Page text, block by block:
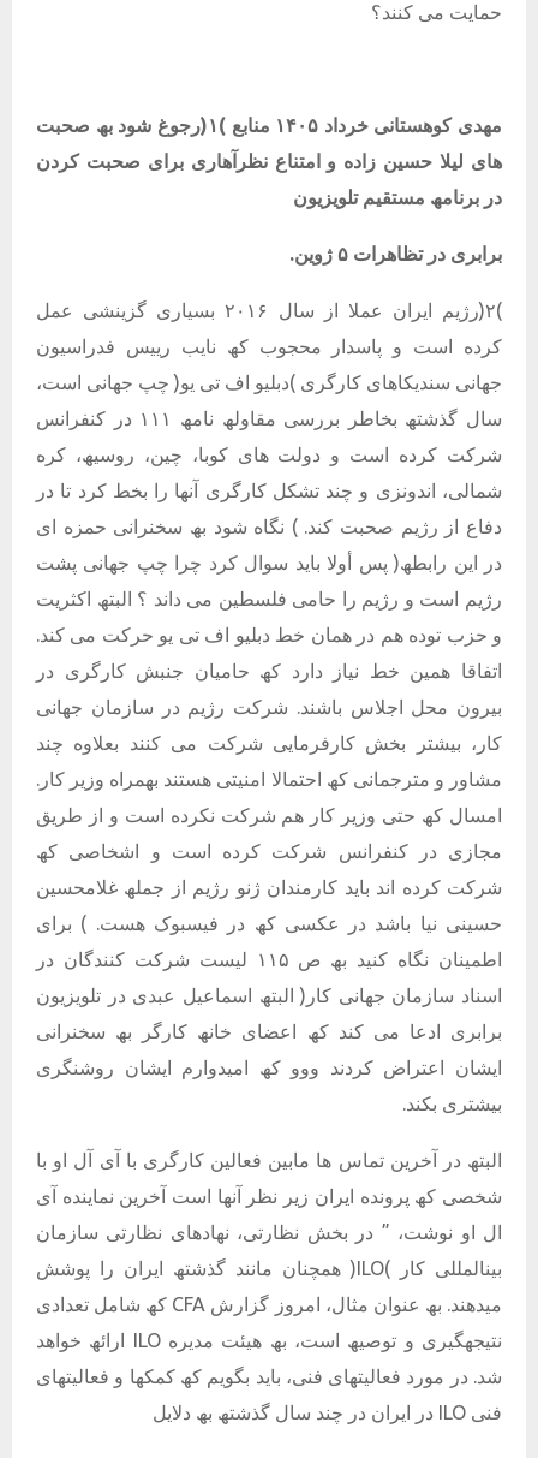
حمایت می کنند؟
مھدی کوھستانی خرداد ١۴٠۵ منابع )١(رجوغ شود بھ صحبت
ھای لیلا حسین زاده و امتناع نظرآھاری برای صحبت کردن
در برنامھ مستقیم تلویزیون
برابری در تظاھرات ۵ ژوین.
)٢(رژیم ایران عملا از سال ٢٠١۶ بسیاری گزینشی عمل
کرده است و پاسدار محجوب کھ نایب رییس فدراسیون
جھانی سندیکاھای کارگری )دبلیو اف تی یو( چپ جھانی است،
سال گذشتھ بخاطر بررسی مقاولھ نامھ ١١١ در کنفرانس
شرکت کرده است و دولت ھای کوبا، چین، روسیھ، کره
شمالی، اندونزی و چند تشکل کارگری آنھا را بخط کرد تا در
دفاع از رژیم صحبت کند. ) نگاه شود بھ سخنرانی حمزه ای
در این رابطھ( پس أولا باید سوال کرد چرا چپ جھانی پشت
رژیم است و رژیم را حامی فلسطین می داند ؟ البتھ اکثریت
و حزب توده ھم در ھمان خط دبلیو اف تی یو حرکت می کند.
اتفاقا ھمین خط نیاز دارد کھ حامیان جنبش کارگری در
بیرون محل اجلاس باشند. شرکت رژیم در سازمان جھانی
کار، بیشتر بخش کارفرمایی شرکت می کنند بعلاوه چند
مشاور و مترجمانی کھ احتمالا امنیتی ھستند بھمراه وزیر کار.
امسال کھ حتی وزیر کار ھم شرکت نکرده است و از طریق
مجازی در کنفرانس شرکت کرده است و اشخاصی کھ
شرکت کرده اند باید کارمندان ژنو رژیم از جملھ غلامحسین
حسینی نیا باشد در عکسی کھ در فیسبوک ھست. ) برای
اطمینان نگاه کنید بھ ص ١١۵ لیست شرکت کنندگان در
اسناد سازمان جھانی کار( البتھ اسماعیل عبدی در تلویزیون
برابری ادعا می کند کھ اعضای خانھ کارگر بھ سخنرانی
ایشان اعتراض کردند ووو کھ امیدوارم ایشان روشنگری
بیشتری بکند.
البتھ در آخرین تماس ھا مابین فعالین کارگری با آی آل او با
شخصی کھ پرونده ایران زیر نظر آنھا است آخرین نماینده آی
ال او نوشت، ” در بخش نظارتی، نھادھای نظارتی سازمان
بینالمللی کار )ILO( ھمچنان مانند گذشتھ ایران را پوشش
میدھند. بھ عنوان مثال، امروز گزارش CFA کھ شامل تعدادی
نتیجھگیری و توصیھ است، بھ ھیئت مدیره ILO ارائھ خواھد
شد. در مورد فعالیتھای فنی، باید بگویم کھ کمکھا و فعالیتھای
فنی ILO در ایران در چند سال گذشتھ بھ دلایل